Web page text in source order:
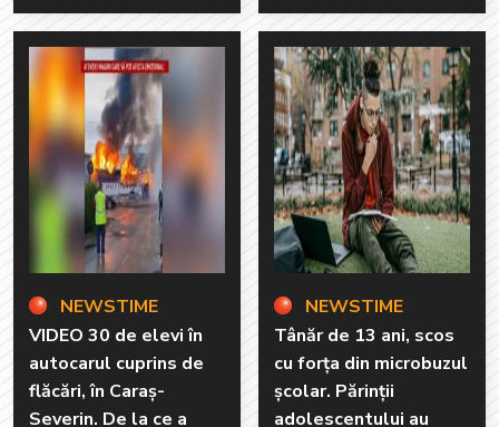
NEWSTIME
VIDEO 30 de elevi în
autocarul cuprins de
flăcări, în Caraș-
Severin. De la ce a
NEWSTIME
Tânăr de 13 ani, scos
cu forța din microbuzul
școlar. Părinții
adolescentului au